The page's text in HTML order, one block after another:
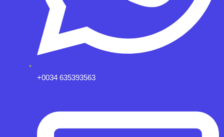
+0034 635393563